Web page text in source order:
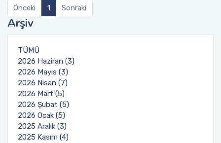
Önceki 1 Sonraki
Arşiv
TÜMÜ
2026 Haziran (3)
2026 Mayıs (3)
2026 Nisan (7)
2026 Mart (5)
2026 Şubat (5)
2026 Ocak (5)
2025 Aralık (3)
2025 Kasım (4)
Burs ve Sosyal Hizmetler Komisyonu
Engelli Birim Yetkilisi
Uluslararası Değişim Koordinatörlükleri
Uluslararasılaşma Faaliyetleri